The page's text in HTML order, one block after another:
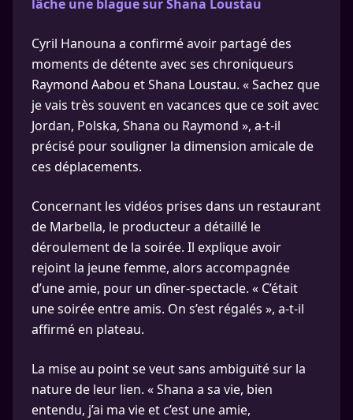
lâche une blague sur Shana Loustau
Cyril Hanouna a confirmé avoir partagé des
moments de détente avec ses chroniqueurs
Raymond Aabou et Shana Loustau. « Sachez que
je vais très souvent en vacances que ce soit avec
Jordan, Polska, Shana ou Raymond », a-t-il
précisé pour souligner la dimension amicale de
ces déplacements.
Concernant les vidéos prises dans un restaurant
de Marbella, le producteur a détaillé le
déroulement de la soirée. Il explique avoir
rejoint la jeune femme, alors accompagnée
d’une amie, pour un dîner-spectacle. « C’était
une soirée entre amis. On s’est régalés », a-t-il
affirmé en plateau.
La mise au point se veut sans ambiguïté sur la
nature de leur lien. « Shana a sa vie, bien
entendu, j’ai ma vie et c’est une amie,